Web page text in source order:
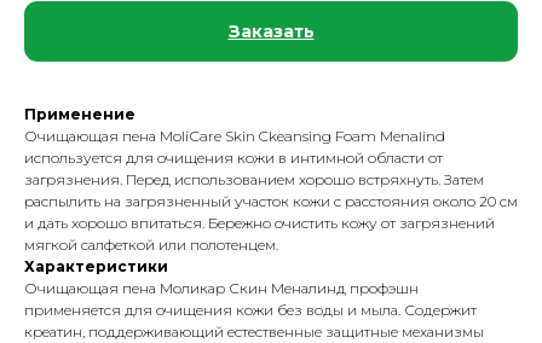
Заказать
Применение
Очищающая пена MoliСare Skin Ckeansing Foam Menalind
используется для очищения кожи в интимной области от
загрязнения. Перед использованием хорошо встряхнуть. Затем
распылить на загрязненный участок кожи с расстояния около 20 см
и дать хорошо впитаться. Бережно очистить кожу от загрязнений
мягкой салфеткой или полотенцем.
Характеристики
Очищающая пена Моликар Скин Меналинд профэшн
применяется для очищения кожи без воды и мыла. Содержит
креатин, поддерживающий естественные защитные механизмы